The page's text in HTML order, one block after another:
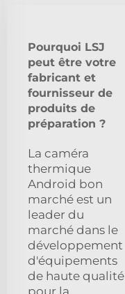
Pourquoi LSJ
peut être votre
fabricant et
fournisseur de
produits de
préparation ?
La caméra
thermique
Android bon
marché est un
leader du
marché dans le
développement
d'équipements
de haute qualité
pour la